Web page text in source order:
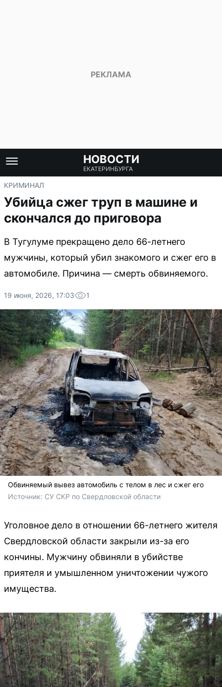
НОВОСТИ
ЕКАТЕРИНБУРГА
КРИМИНАЛ
Убийца сжег труп в машине и
скончался до приговора
В Тугулуме прекращено дело 66-летнего
мужчины, который убил знакомого и сжег его в
автомобиле. Причина — смерть обвиняемого.
19 июня, 2026, 17:03 1
Обвиняемый вывез автомобиль с телом в лес и сжег его
Источник: СУ СКР по Свердловской области
Уголовное дело в отношении 66-летнего жителя
Свердловской области закрыли из-за его
кончины. Мужчину обвиняли в убийстве
приятеля и умышленном уничтожении чужого
имущества.